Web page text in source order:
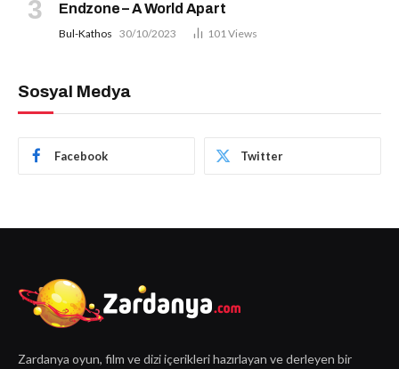
Endzone – A World Apart
Bul-Kathos 30/10/2023 101Views
Sosyal Medya
Facebook Twitter
Zardanya oyun, film ve dizi içerikleri hazırlayan ve derleyen bir